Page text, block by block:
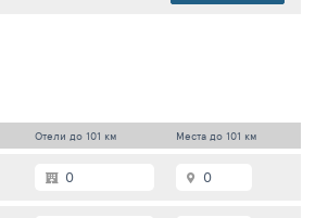
Отели до 101 км Места до 101 км
0 0